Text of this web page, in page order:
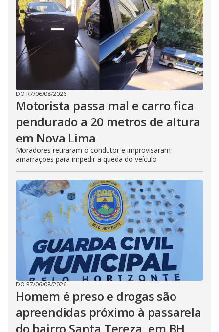
DO R7/06/08/2026
Motorista passa mal e carro fica
pendurado a 20 metros de altura
em Nova Lima
Moradores retiraram o condutor e improvisaram
amarrações para impedir a queda do veículo
DO R7/06/08/2026
Homem é preso e drogas são
apreendidas próximo à passarela
do bairro Santa Tereza, em BH